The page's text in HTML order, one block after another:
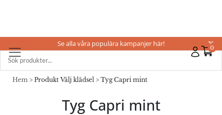
0
Se alla våra populära kampanjer här! X
Hem > Produkt Välj klädsel > Tyg Capri mint
Tyg Capri mint